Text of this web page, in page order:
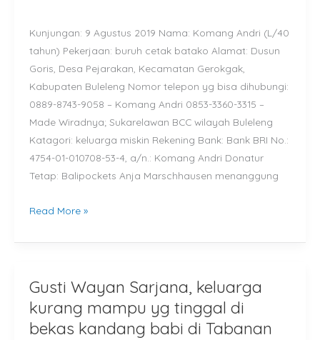
Kunjungan: 9 Agustus 2019 Nama: Komang Andri (L/40
tahun) Pekerjaan: buruh cetak batako Alamat: Dusun
Goris, Desa Pejarakan, Kecamatan Gerokgak,
Kabupaten Buleleng Nomor telepon yg bisa dihubungi:
0889-8743-9058 – Komang Andri 0853-3360-3315 –
Made Wiradnya; Sukarelawan BCC wilayah Buleleng
Katagori: keluarga miskin Rekening Bank: Bank BRI No.:
4754-01-010708-53-4, a/n.: Komang Andri Donatur
Tetap: Balipockets Anja Marschhausen menanggung
Dusun
Goris,
Desa
Pejarakan,
Buleleng
Read More »
Gusti Wayan Sarjana, keluarga
kurang mampu yg tinggal di
bekas kandang babi di Tabanan
Gusti
Wayan
Sarjana,